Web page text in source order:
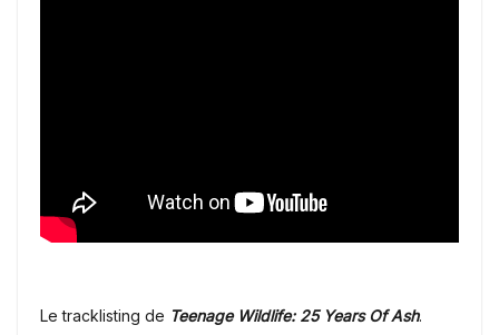
Le tracklisting de Teenage Wildlife: 25 Years Of Ash.